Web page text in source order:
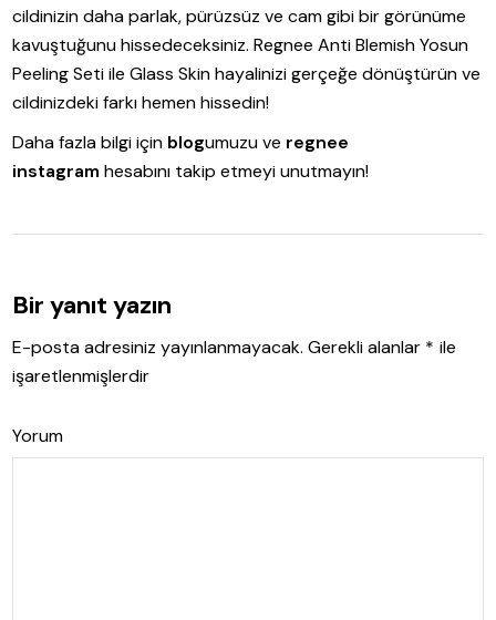
cildinizin daha parlak, pürüzsüz ve cam gibi bir görünüme
kavuştuğunu hissedeceksiniz. Regnee Anti Blemish Yosun
Peeling Seti ile Glass Skin hayalinizi gerçeğe dönüştürün ve
cildinizdeki farkı hemen hissedin!
Daha fazla bilgi için blogumuzu ve regnee
instagram hesabını takip etmeyi unutmayın!
Bir yanıt yazın
E-posta adresiniz yayınlanmayacak. Gerekli alanlar * ile
işaretlenmişlerdir
Yorum